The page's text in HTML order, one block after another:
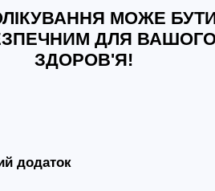
МОЖЕ
ДЛЯ
ЗДОРОВ'Я!
додаток